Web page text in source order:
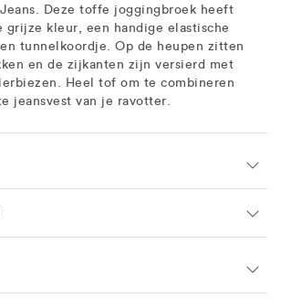
Deze toffe joggingbroek heeft
grijze kleur, een handige elastische
tunnelkoordje. Op de heupen zitten
en de zijkanten zijn versierd met
Heel tof om te combineren
jeansvest van je ravotter.